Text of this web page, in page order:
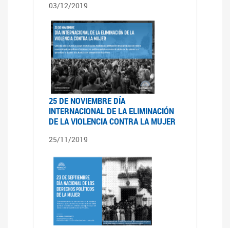
03/12/2019
25 DE NOVIEMBRE DÍA
INTERNACIONAL DE LA ELIMINACIÓN
DE LA VIOLENCIA CONTRA LA MUJER
25/11/2019